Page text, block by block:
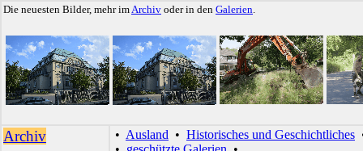
Die neuesten Bilder, mehr imArchiv oder in den Galerien.
Archiv • Ausland • Historisches und Geschichtliches